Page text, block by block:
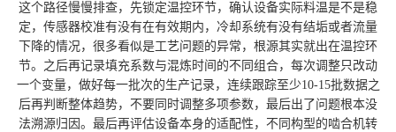
这个路径慢慢排查，先锁定温控环节，确认设备实际料温是不是稳
定，传感器校准有没有在有效期内，冷却系统有没有结垢或者流量
下降的情况，很多看似是工艺问题的异常，根源其实就出在温控环
节。之后再记录填充系数与混炼时间的不同组合，每次调整只改动
一个变量，做好每一批次的生产记录，连续跟踪至少10-15批数据之
后再判断整体趋势，不要同时调整多项参数，最后出了问题根本没
法溯源归因。最后再评估设备本身的适配性，不同构型的啮合机转